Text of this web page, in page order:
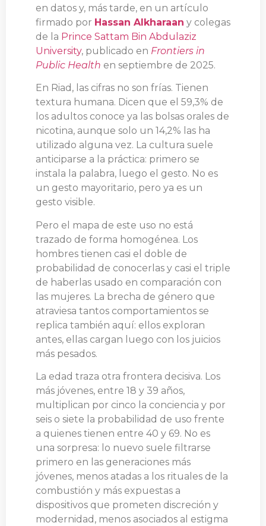
en datos y, más tarde, en un artículo
firmado por Hassan Alkharaan y colegas
de la Prince Sattam Bin Abdulaziz
University, publicado en Frontiers in
Public Health en septiembre de 2025.
En Riad, las cifras no son frías. Tienen
textura humana. Dicen que el 59,3% de
los adultos conoce ya las bolsas orales de
nicotina, aunque solo un 14,2% las ha
utilizado alguna vez. La cultura suele
anticiparse a la práctica: primero se
instala la palabra, luego el gesto. No es
un gesto mayoritario, pero ya es un
gesto visible.
Pero el mapa de este uso no está
trazado de forma homogénea. Los
hombres tienen casi el doble de
probabilidad de conocerlas y casi el triple
de haberlas usado en comparación con
las mujeres. La brecha de género que
atraviesa tantos comportamientos se
replica también aquí: ellos exploran
antes, ellas cargan luego con los juicios
más pesados.
La edad traza otra frontera decisiva. Los
más jóvenes, entre 18 y 39 años,
multiplican por cinco la conciencia y por
seis o siete la probabilidad de uso frente
a quienes tienen entre 40 y 69. No es
una sorpresa: lo nuevo suele filtrarse
primero en las generaciones más
jóvenes, menos atadas a los rituales de la
combustión y más expuestas a
dispositivos que prometen discreción y
modernidad, menos asociados al estigma